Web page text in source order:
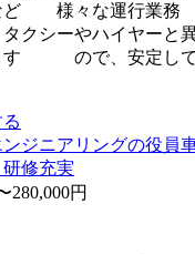
ど 様々な運行業務
シーやハイヤーと異
す ので、安定して
ジニアリングの役員
修充実
280,000円